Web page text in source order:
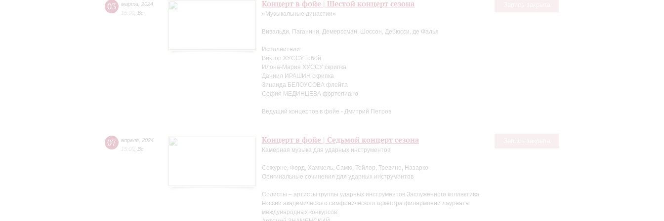
03 марта
2024
15:00 Вс
Концерт в фойе | Шестой концерт сезона
«Музыкальные династии»
Вивальди, Паганини, Демерссман, Шоссон, Дебюсси, де Фалья
Исполнители:
Виктор ХУССУ гобой
Илона-Мария ХУССУ скрипка
Даниил ИРАШИН скрипка
Зинаида БЕЛОУСОВА флейта
София МЕДИНЦЕВА фортепиано
Ведущий концертов в фойе - Дмитрий Петров
07 апреля 2024
15:00 Вс
Концерт в фойе | Седьмой концерт сезона
Камерная музыка для ударных инструментов
Сежурне, Форд, Хаммель, Самю, Тейлор, Тревино, Назарко
Оригинальные сочинения для ударных инструментов
Солисты – артисты группы ударных инструментов Заслуженного коллектива
России академического симфонического оркестра филармонии лауреаты
международных конкурсов: